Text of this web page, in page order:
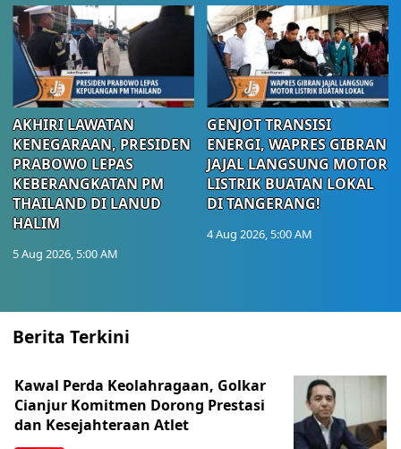
AKHIRI LAWATAN
KENEGARAAN, PRESIDEN
PRABOWO LEPAS
KEBERANGKATAN PM
THAILAND DI LANUD
HALIM
5 Aug 2026, 5:00 AM
GENJOT TRANSISI
ENERGI, WAPRES GIBRAN
JAJAL LANGSUNG MOTOR
LISTRIK BUATAN LOKAL
DI TANGERANG!
4 Aug 2026, 5:00 AM
Berita Terkini
Kawal Perda Keolahragaan, Golkar
Cianjur Komitmen Dorong Prestasi
dan Kesejahteraan Atlet